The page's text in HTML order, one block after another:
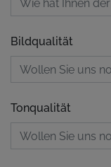
Bildqualität
Tonqualität